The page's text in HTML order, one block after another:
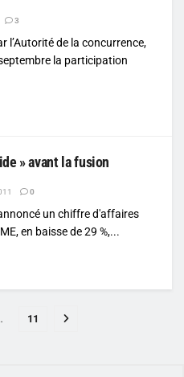
3
l’Autorité de la concurrence,
la participation
» avant la fusion
0
un chiffre d'affaires
en baisse de 29 %,...
11